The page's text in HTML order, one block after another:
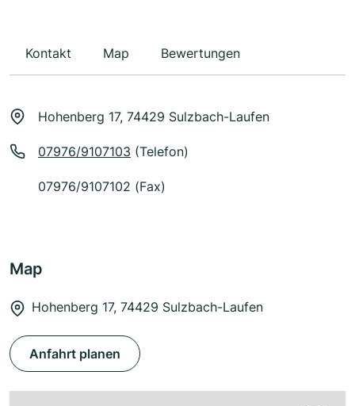
Kontakt Map Bewertungen
Hohenberg 17, 74429 Sulzbach-Laufen
07976/9107103 (Telefon)
07976/9107102 (Fax)
Map
Hohenberg 17, 74429 Sulzbach-Laufen
Anfahrt planen